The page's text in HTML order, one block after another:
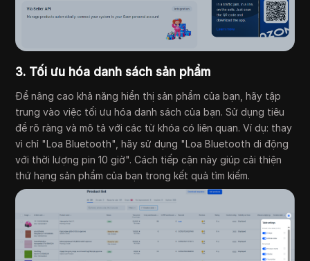
3. Tối ưu hóa danh sách sản phẩm
Để nâng cao khả năng hiển thị sản phẩm của bạn, hãy tập
trung vào việc tối ưu hóa danh sách của bạn. Sử dụng tiêu
đề rõ ràng và mô tả với các từ khóa có liên quan. Ví dụ: thay
vì chỉ "Loa Bluetooth", hãy sử dụng "Loa Bluetooth di động
với thời lượng pin 10 giờ". Cách tiếp cận này giúp cải thiện
thứ hạng sản phẩm của bạn trong kết quả tìm kiếm.